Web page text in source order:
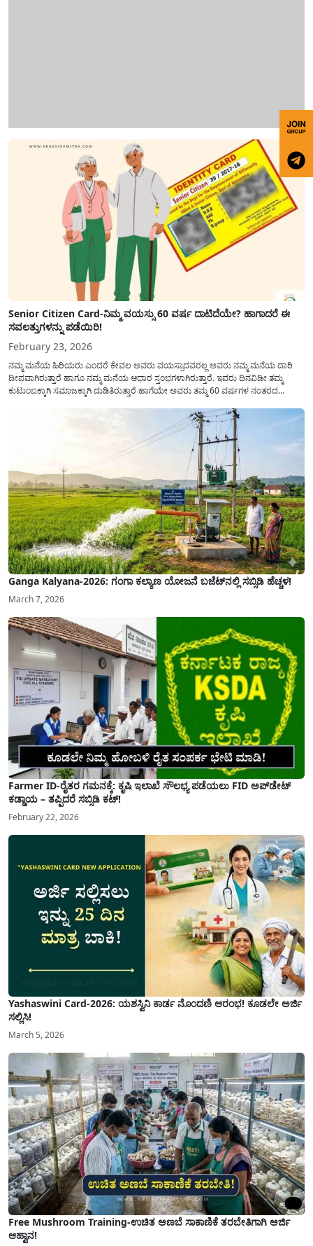
Senior Citizen Card-ನಿಮ್ಮ ವಯಸ್ಸು 60 ವರ್ಷ ದಾಟಿದೆಯೇ? ಹಾಗಾದರೆ ಈ
ಸವಲತ್ತುಗಳನ್ನು ಪಡೆಯಿರಿ!
February 23, 2026
ನಮ್ಮ ಮನೆಯ ಹಿರಿಯರು ಎಂದರೆ ಕೇವಲ ಅವರು ವಯಸ್ಸಾದವರಲ್ಲ ಅವರು ನಮ್ಮ ಮನೆಯ ದಾರಿ
ದೀಪವಾಗಿರುತ್ತಾರೆ ಹಾಗೂ ನಮ್ಮ ಮನೆಯ ಆಧಾರ ಸ್ತಂಭಗಳಾಗಿರುತ್ತಾರೆ. ಇವರು ದಿನವಿಡೀ ತಮ್ಮ
ಕುಟುಂಬಕ್ಕಾಗಿ ಸಮಾಜಕ್ಕಾಗಿ ದುಡಿತಿರುತ್ತಾರೆ ಹಾಗೆಯೇ ಅವರು ತಮ್ಮ 60 ವರ್ಷಗಳ ನಂತರದ
Ganga Kalyana-2026: ಗಂಗಾ ಕಲ್ಯಾಣ ಯೋಜನೆ ಬಜೆಟ್‌ನಲ್ಲಿ ಸಬ್ಸಿಡಿ ಹೆಚ್ಚಳ!
March 7, 2026
Farmer ID-ರೈತರ ಗಮನಕ್ಕೆ: ಕೃಷಿ ಇಲಾಖೆ ಸೌಲಭ್ಯ ಪಡೆಯಲು FID ಅಪ್‌ಡೇಟ್
ಕಡ್ಡಾಯ – ತಪ್ಪಿದರೆ ಸಬ್ಸಿಡಿ ಕಟ್!
February 22, 2026
Yashaswini Card-2026: ಯಶಸ್ವಿನಿ ಕಾರ್ಡ ನೊಂದಣಿ ಆರಂಭ! ಕೂಡಲೇ ಅರ್ಜಿ
ಸಲ್ಲಿಸಿ!
March 5, 2026
Free Mushroom Training-ಉಚಿತ ಅಣಬೆ ಸಾಕಾಣಿಕೆ ತರಬೇತಿಗಾಗಿ ಅರ್ಜಿ
ಆಹ್ವಾನ!